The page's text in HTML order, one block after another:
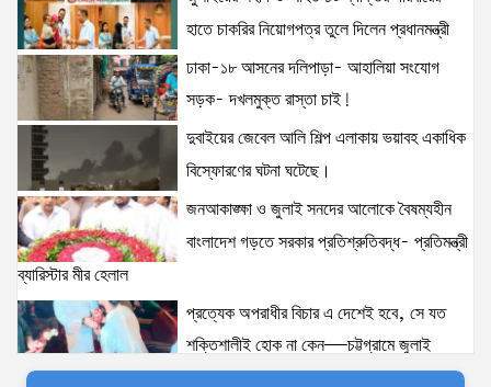
হাতে চাকরির নিয়োগপত্র তুলে দিলেন প্রধানমন্ত্রী
ঢাকা-১৮ আসনের দলিপাড়া- আহালিয়া সংযোগ
সড়ক- দখলমুক্ত রাস্তা চাই!
দুবাইয়ের জেবেল আলি শিল্প এলাকায় ভয়াবহ একাধিক
বিস্ফোরণের ঘটনা ঘটেছে।
জনআকাঙ্ক্ষা ও জুলাই সনদের আলোকে বৈষম্যহীন
বাংলাদেশ গড়তে সরকার প্রতিশ্রুতিবদ্ধ- প্রতিমন্ত্রী
ব্যারিস্টার মীর হেলাল
প্রত্যেক অপরাধীর বিচার এ দেশেই হবে, সে যত
শক্তিশালীই হোক না কেন—চট্টগ্রামে জুলাই
গণঅভ্যুত্থান দিবসে প্রতিমন্ত্রী ব্যারিস্টার মীর হেলাল